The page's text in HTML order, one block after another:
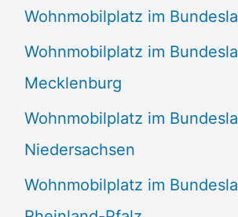
Wohnmobilplatz im
Wohnmobilplatz im
Mecklenburg
Wohnmobilplatz im
Niedersachsen
Wohnmobilplatz im